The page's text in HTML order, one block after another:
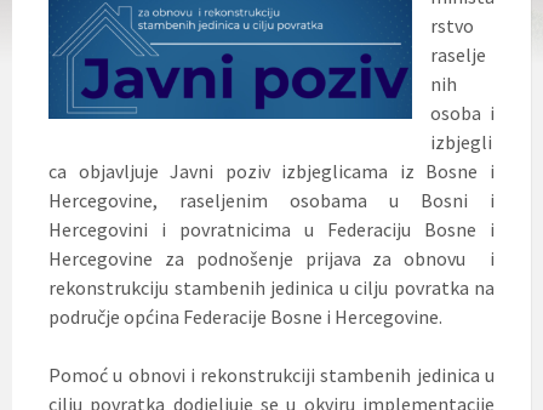
rstvo
raselje
nih
osoba i
izbjegli
ca objavljuje Javni poziv izbjeglicama iz Bosne i
Hercegovine, raseljenim osobama u Bosni i
Hercegovini i povratnicima u Federaciju Bosne i
Hercegovine za podnošenje prijava za obnovu i
rekonstrukciju stambenih jedinica u cilju povratka na
područje općina Federacije Bosne i Hercegovine.
Pomoć u obnovi i rekonstrukciji stambenih jedinica u
cilju povratka dodjeljuje se u okviru implementacije